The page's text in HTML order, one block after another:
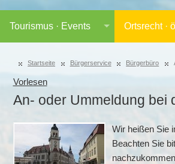
Tourismus · Events Ortsrecht ·
Startseite Bürgerservice Bürgerbüro
Vorlesen
An- oder Ummeldung bei
Wir heißen Sie
Beachten Sie